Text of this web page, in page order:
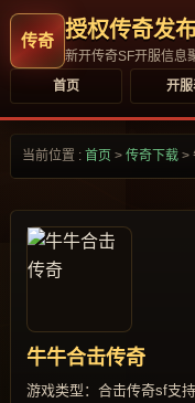
授权传奇发
新开传奇SF开服信息
首页
开
当前位置 : 首页 > 传奇下载 >
牛牛合击传奇
游戏类型：合击传奇sf支